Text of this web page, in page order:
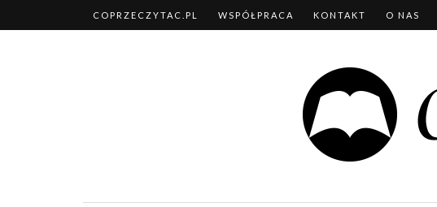
COPRZECZYTAC.PL WSPÓŁPRACA KONTAKT O NAS